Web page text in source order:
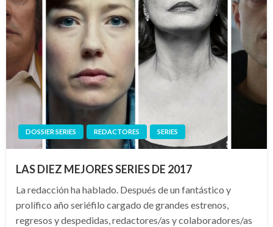
DOSSIER SERIES REDACTORES SERIES
LAS DIEZ MEJORES SERIES DE 2017
La redacción ha hablado. Después de un fantástico y
prolífico año seriéfilo cargado de grandes estrenos,
regresos y despedidas, redactores/as y colaboradores/as